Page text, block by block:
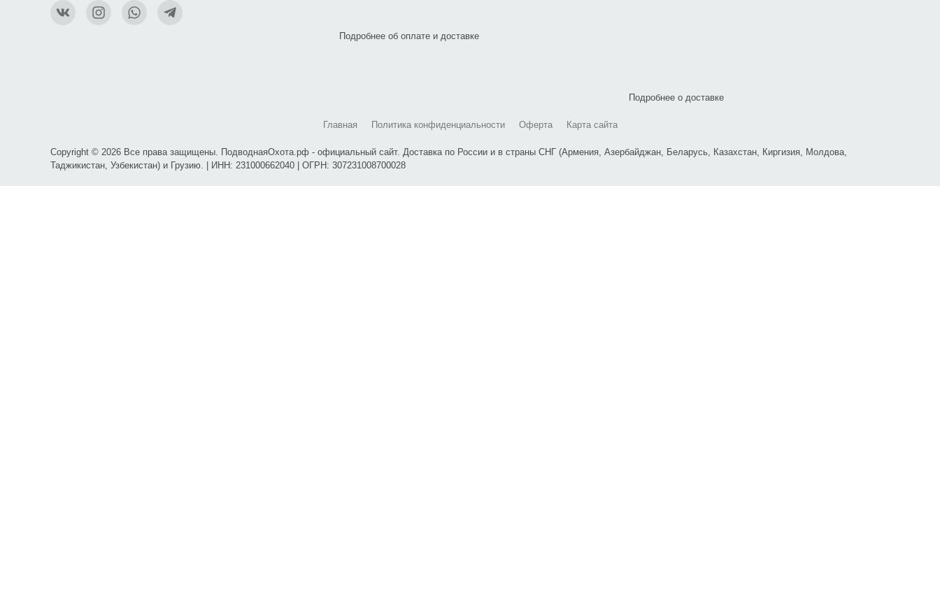
Подробнее об оплате и доставке
Подробнее о доставке
Главная Политика конфиденциальности Оферта Карта сайта
Copyright © 2026 Все права защищены. ПодводнаяОхота.рф - официальный сайт. Доставка по России и в страны СНГ (Армения, Азербайджан, Беларусь, Казахстан, Киргизия, Молдова,
Таджикистан, Узбекистан) и Грузию. | ИНН: 231000662040 | ОГРН: 307231008700028